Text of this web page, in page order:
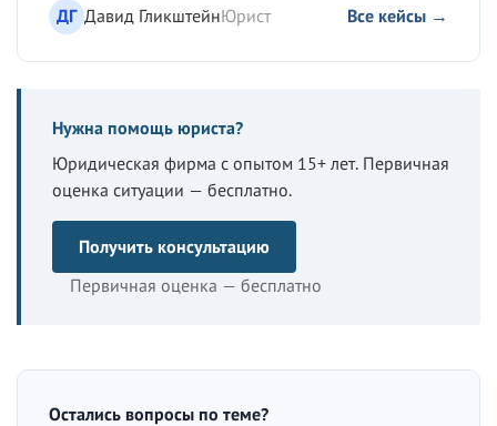
ДГ Давид ГликштейнЮрист Все кейсы →
Нужна помощь юриста?
Юридическая фирма с опытом 15+ лет. Первичная
оценка ситуации — бесплатно.
Получить консультацию
Первичная оценка — бесплатно
Остались вопросы по теме?